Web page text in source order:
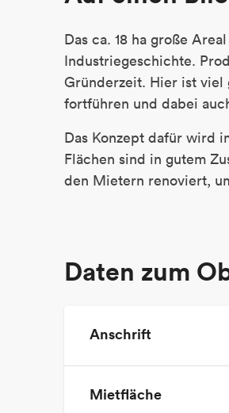
Das ca. 18 ha große
Industriegeschichte.
Gründerzeit. Hier ist viel
fortführen und dabei
Das Konzept dafür wird
Flächen sind in gutem
den Mietern renoviert,
Daten zum
Anschrift
Mietfläche